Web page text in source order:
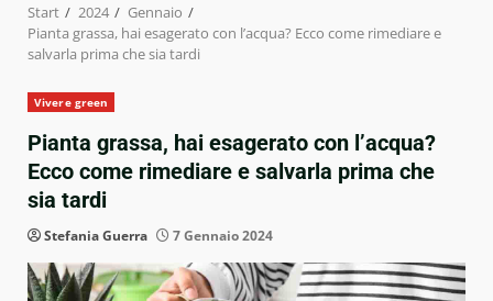
Start 2024
Gennaio
Pianta grassa, hai esagerato con l’acqua? Ecco come rimediare e
salvarla prima che sia tardi
Vivere green
Pianta grassa, hai esagerato con l’acqua?
Ecco come rimediare e salvarla prima che
sia tardi
Stefania Guerra 7 Gennaio 2024